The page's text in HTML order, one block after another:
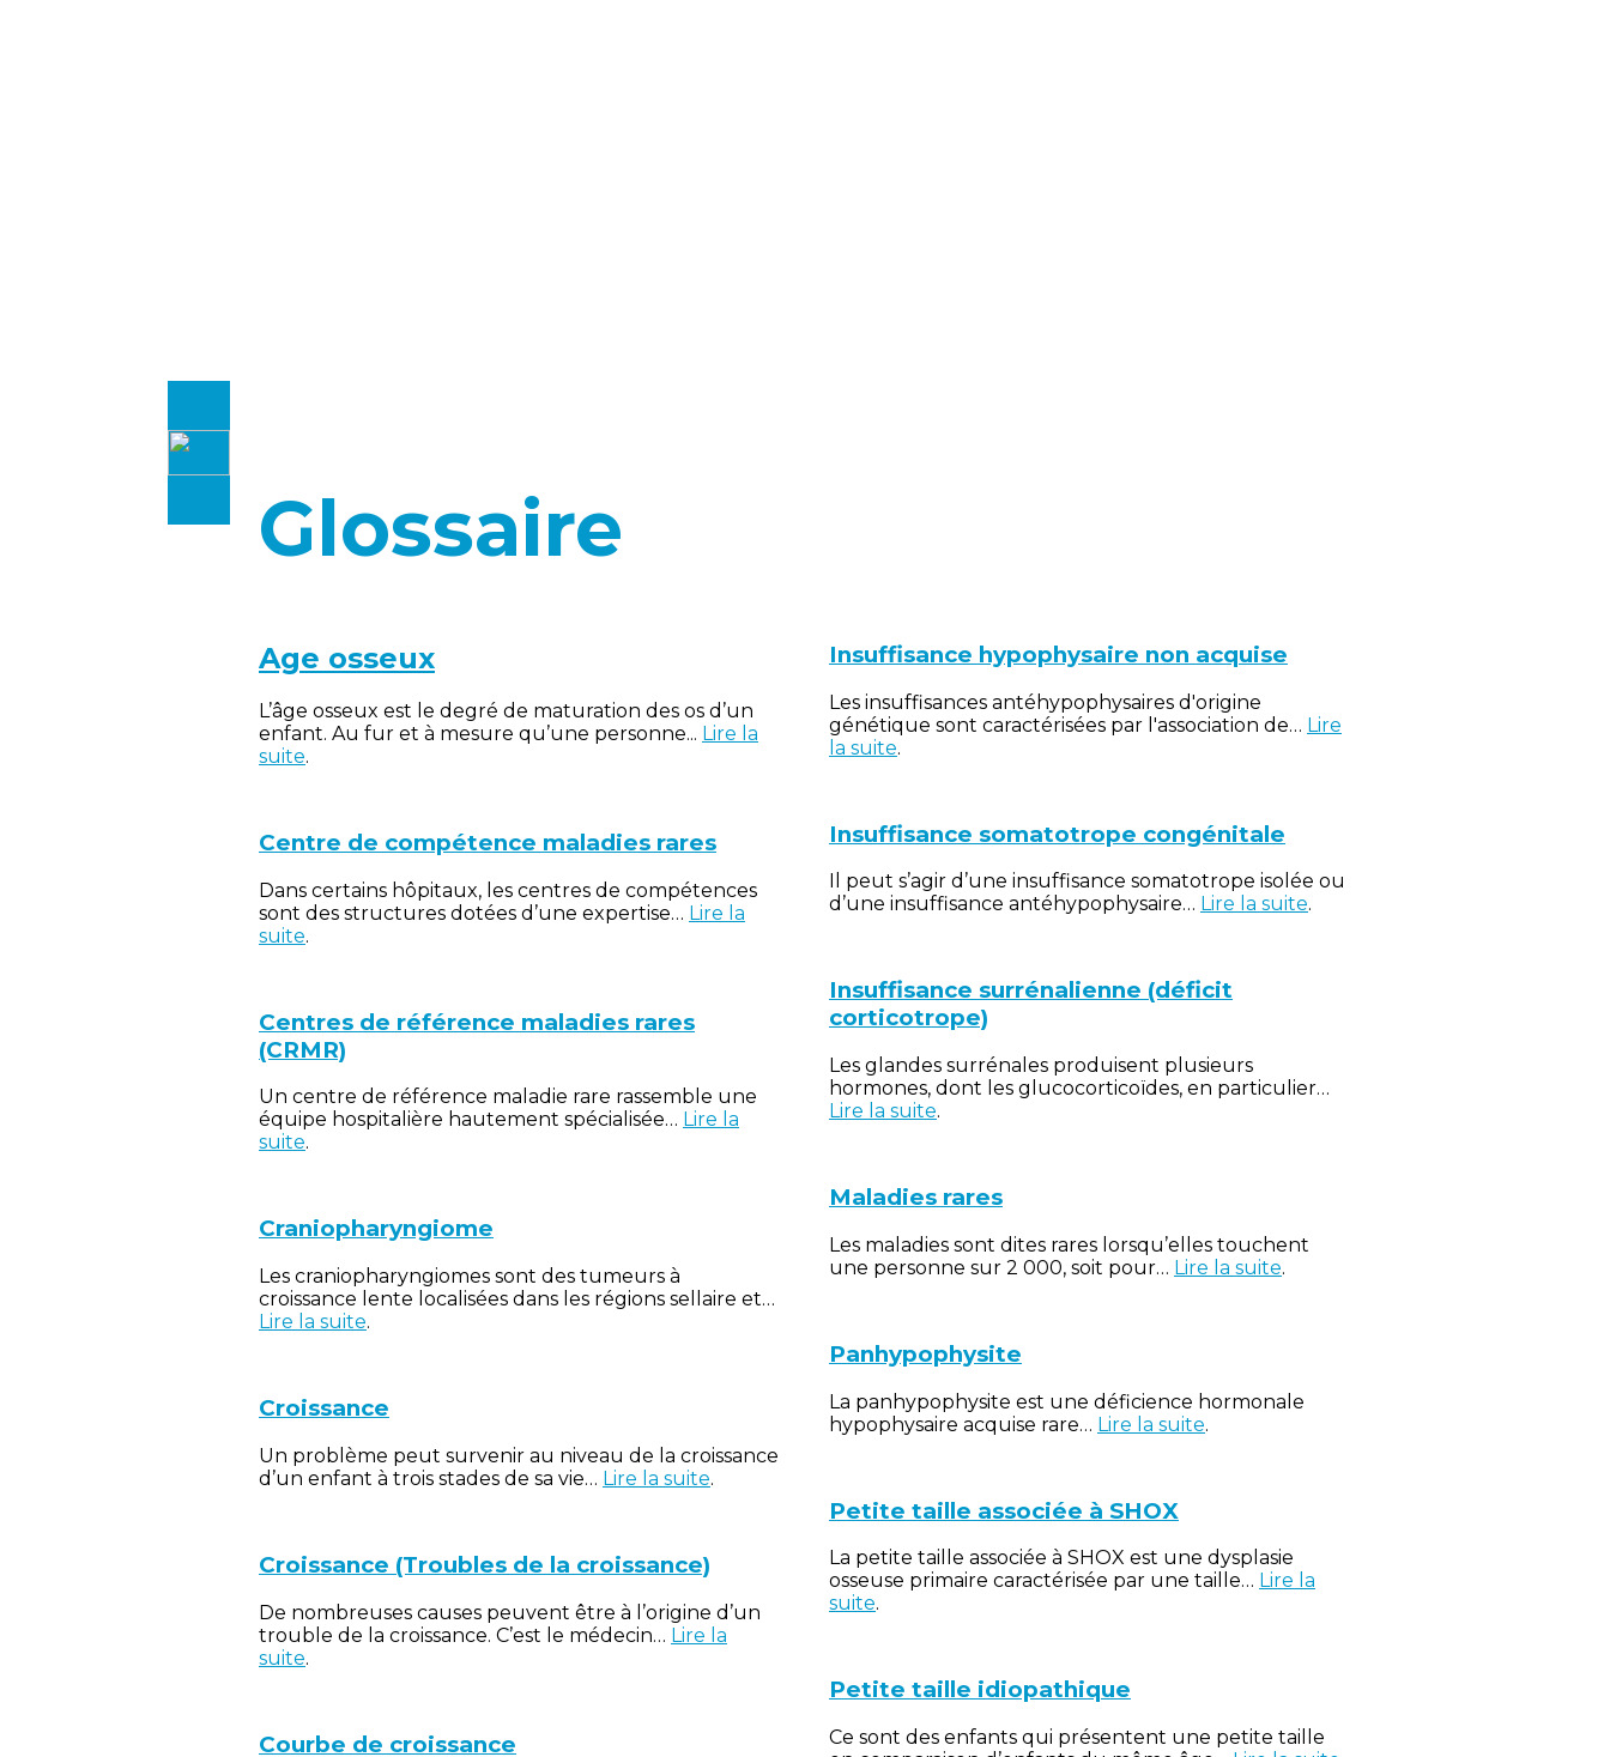
Glossaire
Age osseux
L’âge osseux est le degré de maturation des os d’un
enfant. Au fur et à mesure qu’une personne... Lire la
suite.
Centre de compétence maladies rares
Dans certains hôpitaux, les centres de compétences
sont des structures dotées d’une expertise… Lire la
suite.
Centres de référence maladies rares
(CRMR)
Un centre de référence maladie rare rassemble une
équipe hospitalière hautement spécialisée… Lire la
suite.
Craniopharyngiome
Les craniopharyngiomes sont des tumeurs à
croissance lente localisées dans les régions sellaire et…
Lire la suite.
Croissance
Un problème peut survenir au niveau de la croissance
d’un enfant à trois stades de sa vie… Lire la suite.
Croissance (Troubles de la croissance)
De nombreuses causes peuvent être à l’origine d’un
trouble de la croissance. C’est le médecin… Lire la
suite.
Courbe de croissance
Insuffisance hypophysaire non acquise
Les insuffisances antéhypophysaires d'origine
génétique sont caractérisées par l'association de… Lire
la suite.
Insuffisance somatotrope congénitale
Il peut s’agir d’une insuffisance somatotrope isolée ou
d’une insuffisance antéhypophysaire… Lire la suite.
Insuffisance surrénalienne (déficit
corticotrope)
Les glandes surrénales produisent plusieurs
hormones, dont les glucocorticoïdes, en particulier…
Lire la suite.
Maladies rares
Les maladies sont dites rares lorsqu’elles touchent
une personne sur 2 000, soit pour… Lire la suite.
Panhypophysite
La panhypophysite est une déficience hormonale
hypophysaire acquise rare… Lire la suite.
Petite taille associée à SHOX
La petite taille associée à SHOX est une dysplasie
osseuse primaire caractérisée par une taille… Lire la
suite.
Petite taille idiopathique
Ce sont des enfants qui présentent une petite taille